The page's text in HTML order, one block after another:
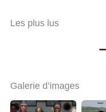
Les plus lus
Galerie d’images